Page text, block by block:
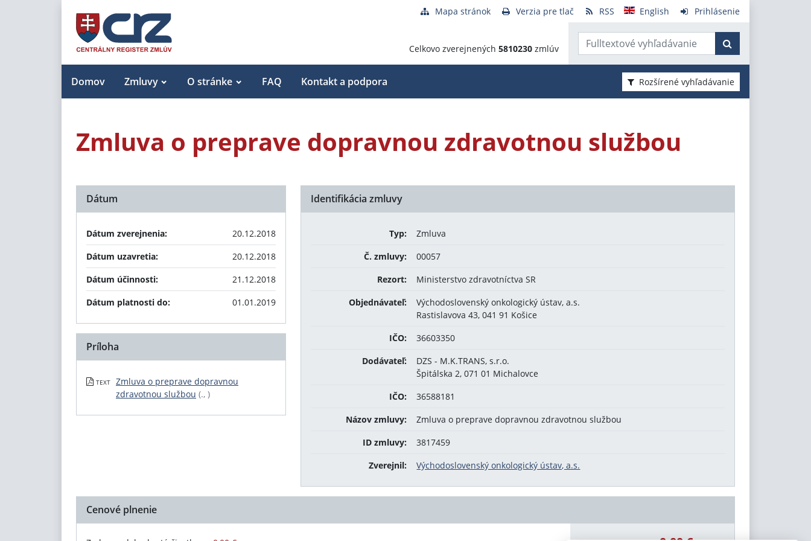
Mapa stránok Verzia pre tlač RSS English Prihlásenie
Celkovo zverejnených 5810230 zmlúv
Domov Zmluvy O stránke FAQ Kontakt a podpora Rozšírené vyhľadávanie
Zmluva o preprave dopravnou zdravotnou službou
Identifikácia zmluvy
Typ:
Zmluva
Č. zmluvy:
00057
Rezort:
Ministerstvo zdravotníctva SR
Objednávateľ:
Východoslovenský onkologický ústav, a.s.
Rastislavova 43, 041 91 Košice
IČO:
36603350
Dodávateľ:
DZS - M.K.TRANS, s.r.o.
Špitálska 2, 071 01 Michalovce
IČO:
36588181
Názov zmluvy:
Zmluva o preprave dopravnou zdravotnou službou
ID zmluvy:
3817459
Zverejnil:
Východoslovenský onkologický ústav, a.s.
Dátum
Dátum zverejnenia:
20.12.2018
Dátum uzavretia:
20.12.2018
Dátum účinnosti:
21.12.2018
Dátum platnosti do:
01.01.2019
Príloha
TEXT
Zmluva o preprave dopravnou
zdravotnou službou (., )
Cenové plnenie